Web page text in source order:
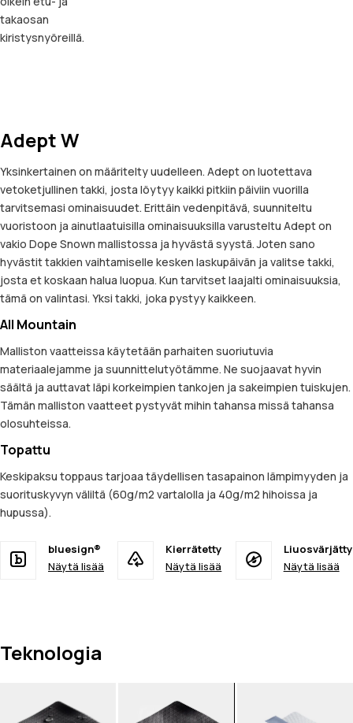
takaosan
kiristysnyöreillä.
Adept W
Yksinkertainen on määritelty uudelleen. Adept on luotettava
vetoketjullinen takki, josta löytyy kaikki pitkiin päiviin vuorilla
tarvitsemasi ominaisuudet. Erittäin vedenpitävä, suunniteltu
vuoristoon ja ainutlaatuisilla ominaisuuksilla varusteltu Adept on
vakio Dope Snown mallistossa ja hyvästä syystä. Joten sano
hyvästit takkien vaihtamiselle kesken laskupäivän ja valitse takki,
josta et koskaan halua luopua. Kun tarvitset laajalti ominaisuuksia,
tämä on valintasi. Yksi takki, joka pystyy kaikkeen.
All Mountain
Malliston vaatteissa käytetään parhaiten suoriutuvia
materiaalejamme ja suunnittelutyötämme. Ne suojaavat hyvin
säältä ja auttavat läpi korkeimpien tankojen ja sakeimpien tuiskujen.
Tämän malliston vaatteet pystyvät mihin tahansa missä tahansa
olosuhteissa.
Topattu
Keskipaksu toppaus tarjoaa täydellisen tasapainon lämpimyyden ja
suorituskyvyn väliltä (60g/m2 vartalolla ja 40g/m2 hihoissa ja
hupussa).
bluesign®
Näytä lisää
Kierrätetty
Näytä lisää
Liuosvärjätty
Näytä lisää
Teknologia